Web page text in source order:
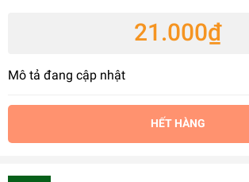
21.000₫
Mô tả đang cập nhật
HẾT HÀNG